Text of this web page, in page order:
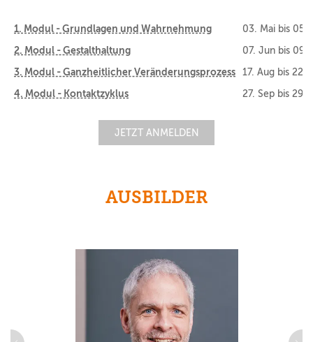
1. Modul - Grundlagen und Wahrnehmung 03. Mai bis 05.
2. Modul - Gestalthaltung
07. Jun bis 09.
3. Modul - Ganzheitlicher Veränderungsprozess 17. Aug bis 22.
4. Modul - Kontaktzyklus
27. Sep bis 29.
JETZT ANMELDEN
AUSBILDER